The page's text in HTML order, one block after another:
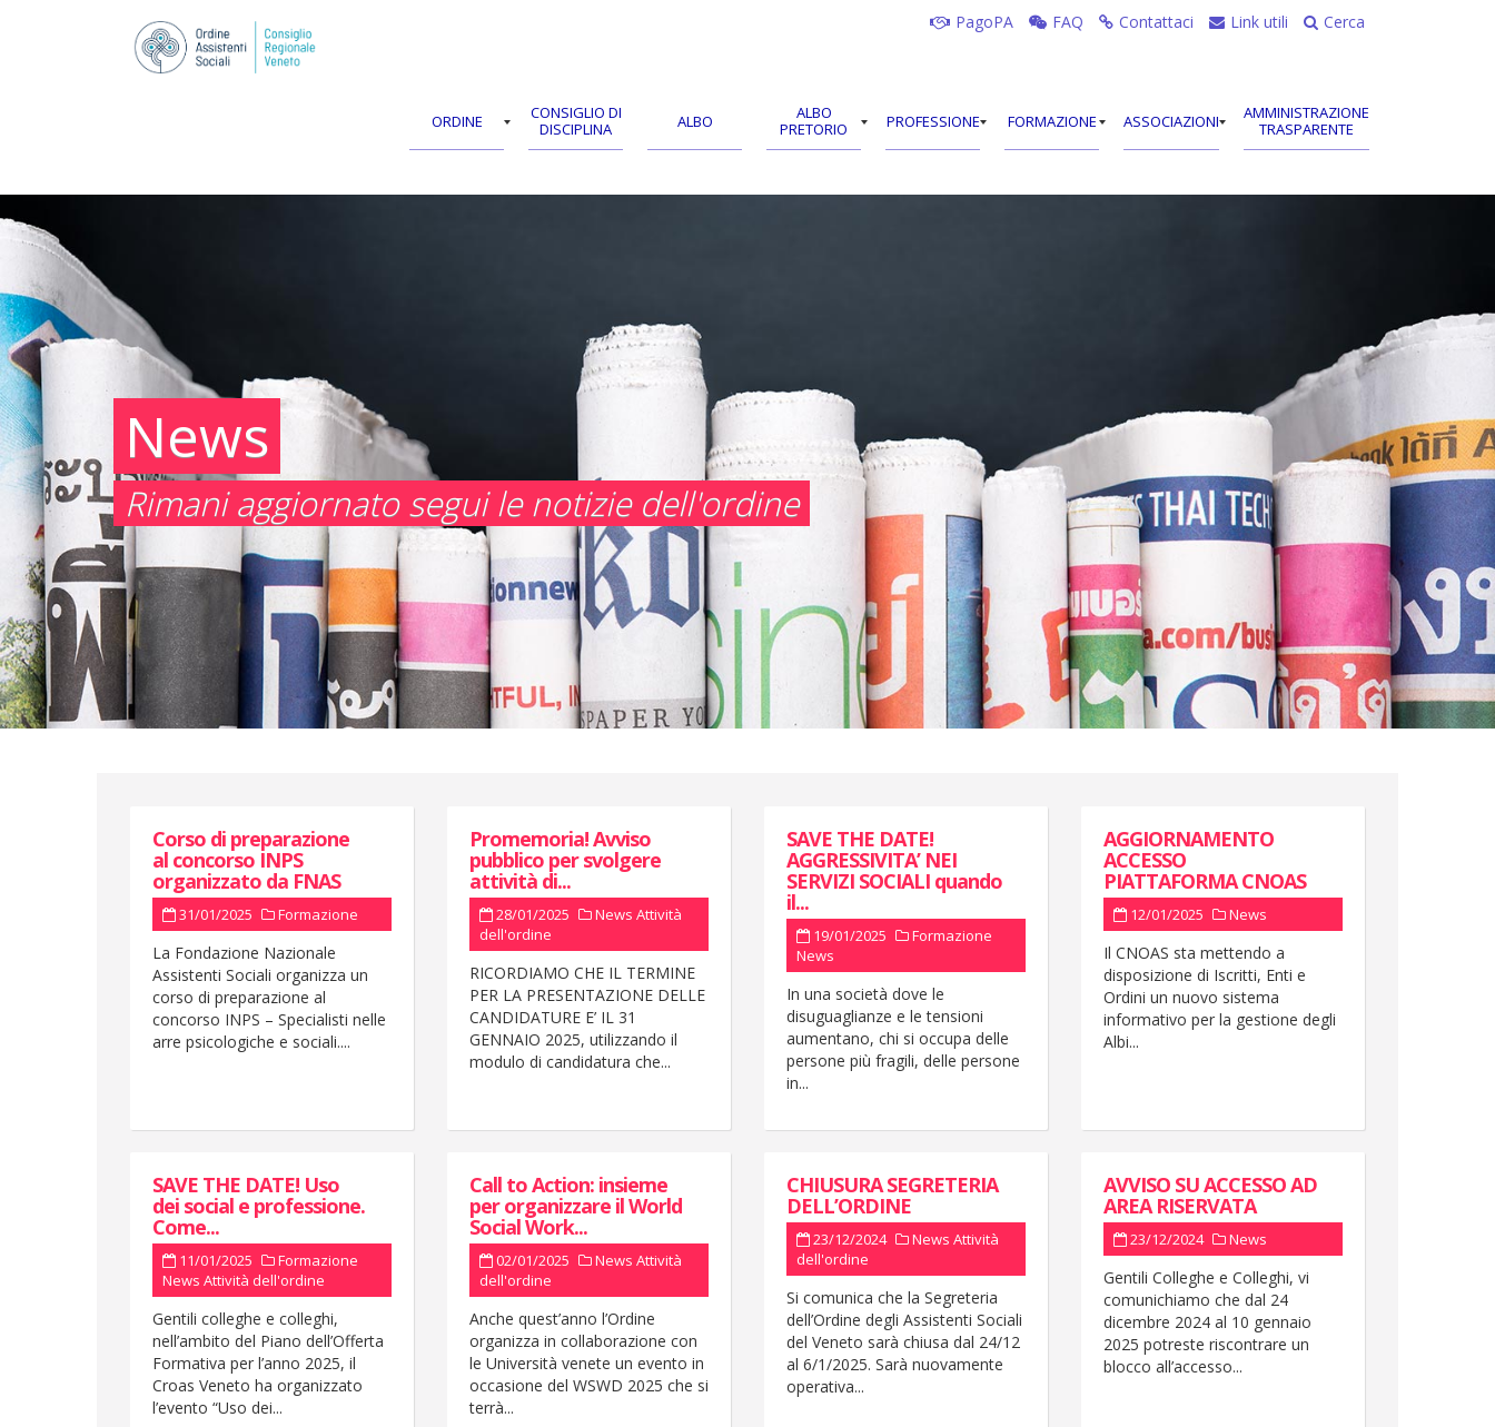
PagoPA FAQ Contattaci Link utili Cerca
ORDINE
CONSIGLIO DI
DISCIPLINA
ALBO
ALBO
PRETORIO
PROFESSIONE FORMAZIONE ASSOCIAZIONI
AMMINISTRAZIONE
TRASPARENTE
News
Rimani aggiornato segui le notizie dell'ordine
Corso di preparazione
al concorso INPS
organizzato da FNAS
31/01/2025 Formazione
La Fondazione Nazionale
Assistenti Sociali organizza un
corso di preparazione al
concorso INPS – Specialisti nelle
arre psicologiche e sociali....
Promemoria! Avviso
pubblico per svolgere
attività di...
28/01/2025 News Attività
dell'ordine
RICORDIAMO CHE IL TERMINE
PER LA PRESENTAZIONE DELLE
CANDIDATURE E’ IL 31
GENNAIO 2025, utilizzando il
modulo di candidatura che...
SAVE THE DATE!
AGGRESSIVITA’ NEI
SERVIZI SOCIALI quando
il...
19/01/2025
Formazione
News
In una società dove le
disuguaglianze e le tensioni
aumentano, chi si occupa delle
persone più fragili, delle persone
in...
AGGIORNAMENTO
ACCESSO
PIATTAFORMA CNOAS
12/01/2025 News
Il CNOAS sta mettendo a
disposizione di Iscritti, Enti e
Ordini un nuovo sistema
informativo per la gestione degli
Albi...
SAVE THE DATE! Uso
dei social e professione.
Come...
11/01/2025
Formazione
News Attività dell'ordine
Gentili colleghe e colleghi,
nell’ambito del Piano dell’Offerta
Formativa per l’anno 2025, il
Croas Veneto ha organizzato
l’evento “Uso dei...
Call to Action: insieme
per organizzare il World
Social Work...
02/01/2025 News Attività
dell'ordine
Anche quest’anno l’Ordine
organizza in collaborazione con
le Università venete un evento in
occasione del WSWD 2025 che si
terrà...
CHIUSURA SEGRETERIA
DELL’ORDINE
23/12/2024 News Attività
dell'ordine
Si comunica che la Segreteria
dell’Ordine degli Assistenti Sociali
del Veneto sarà chiusa dal 24/12
al 6/1/2025. Sarà nuovamente
operativa...
AVVISO SU ACCESSO AD
AREA RISERVATA
23/12/2024 News
Gentili Colleghe e Colleghi, vi
comunichiamo che dal 24
dicembre 2024 al 10 gennaio
2025 potreste riscontrare un
blocco all’accesso...